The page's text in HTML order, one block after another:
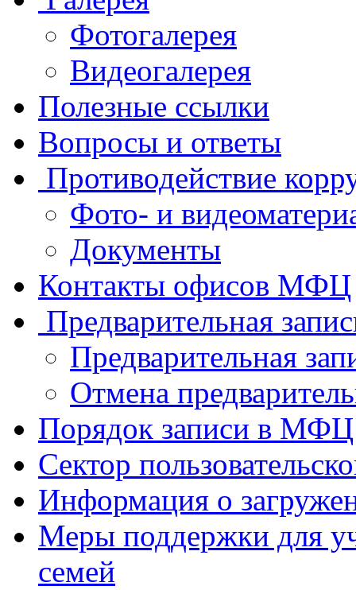
Фотогалерея
Видеогалерея
Полезные ссылки
Вопросы и ответы
Противодействие
Фото- и
Документы
Контакты офисов МФЦ
Предварительная
Предварительная
Отмена
Порядок записи в МФЦ
Сектор
Информация о
Меры поддержки для
семей